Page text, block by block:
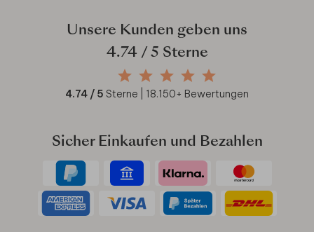
Unsere Kunden geben uns
4.74/ 5 Sterne
4.74 / 5 Sterne | 18.150+ Bewertungen
Sicher Einkaufen und Bezahlen